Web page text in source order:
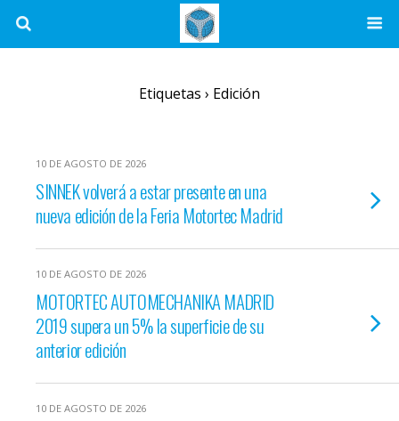
Etiquetas › Edición
10 DE AGOSTO DE 2026
SINNEK volverá a estar presente en una
nueva edición de la Feria Motortec Madrid
10 DE AGOSTO DE 2026
MOTORTEC AUTOMECHANIKA MADRID
2019 supera un 5% la superficie de su
anterior edición
10 DE AGOSTO DE 2026